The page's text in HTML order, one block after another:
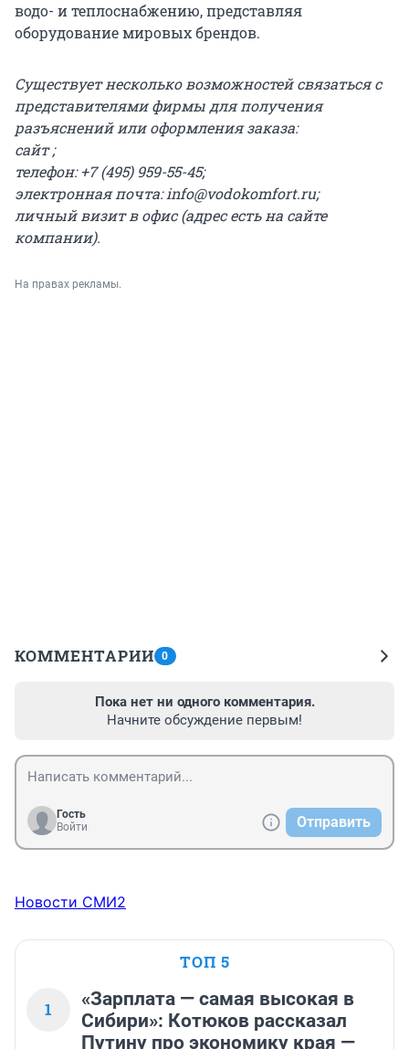
водо- и теплоснабжению, представляя
оборудование мировых брендов.
Существует несколько возможностей связаться с
представителями фирмы для получения
разъяснений или оформления заказа:
сайт;
телефон: +7 (495) 959-55-45;
электронная почта: info@vodokomfort.ru;
личный визит в офис (адрес есть на сайте
компании).
На правах рекламы.
КОММЕНТАРИИ 0
Пока нет ни одного комментария.
Начните обсуждение первым!
Гость
Войти
Отправить
Новости СМИ2
ТОП 5
1
«Зарплата — самая высокая в
Сибири»: Котюков рассказал
Путину про экономику края —